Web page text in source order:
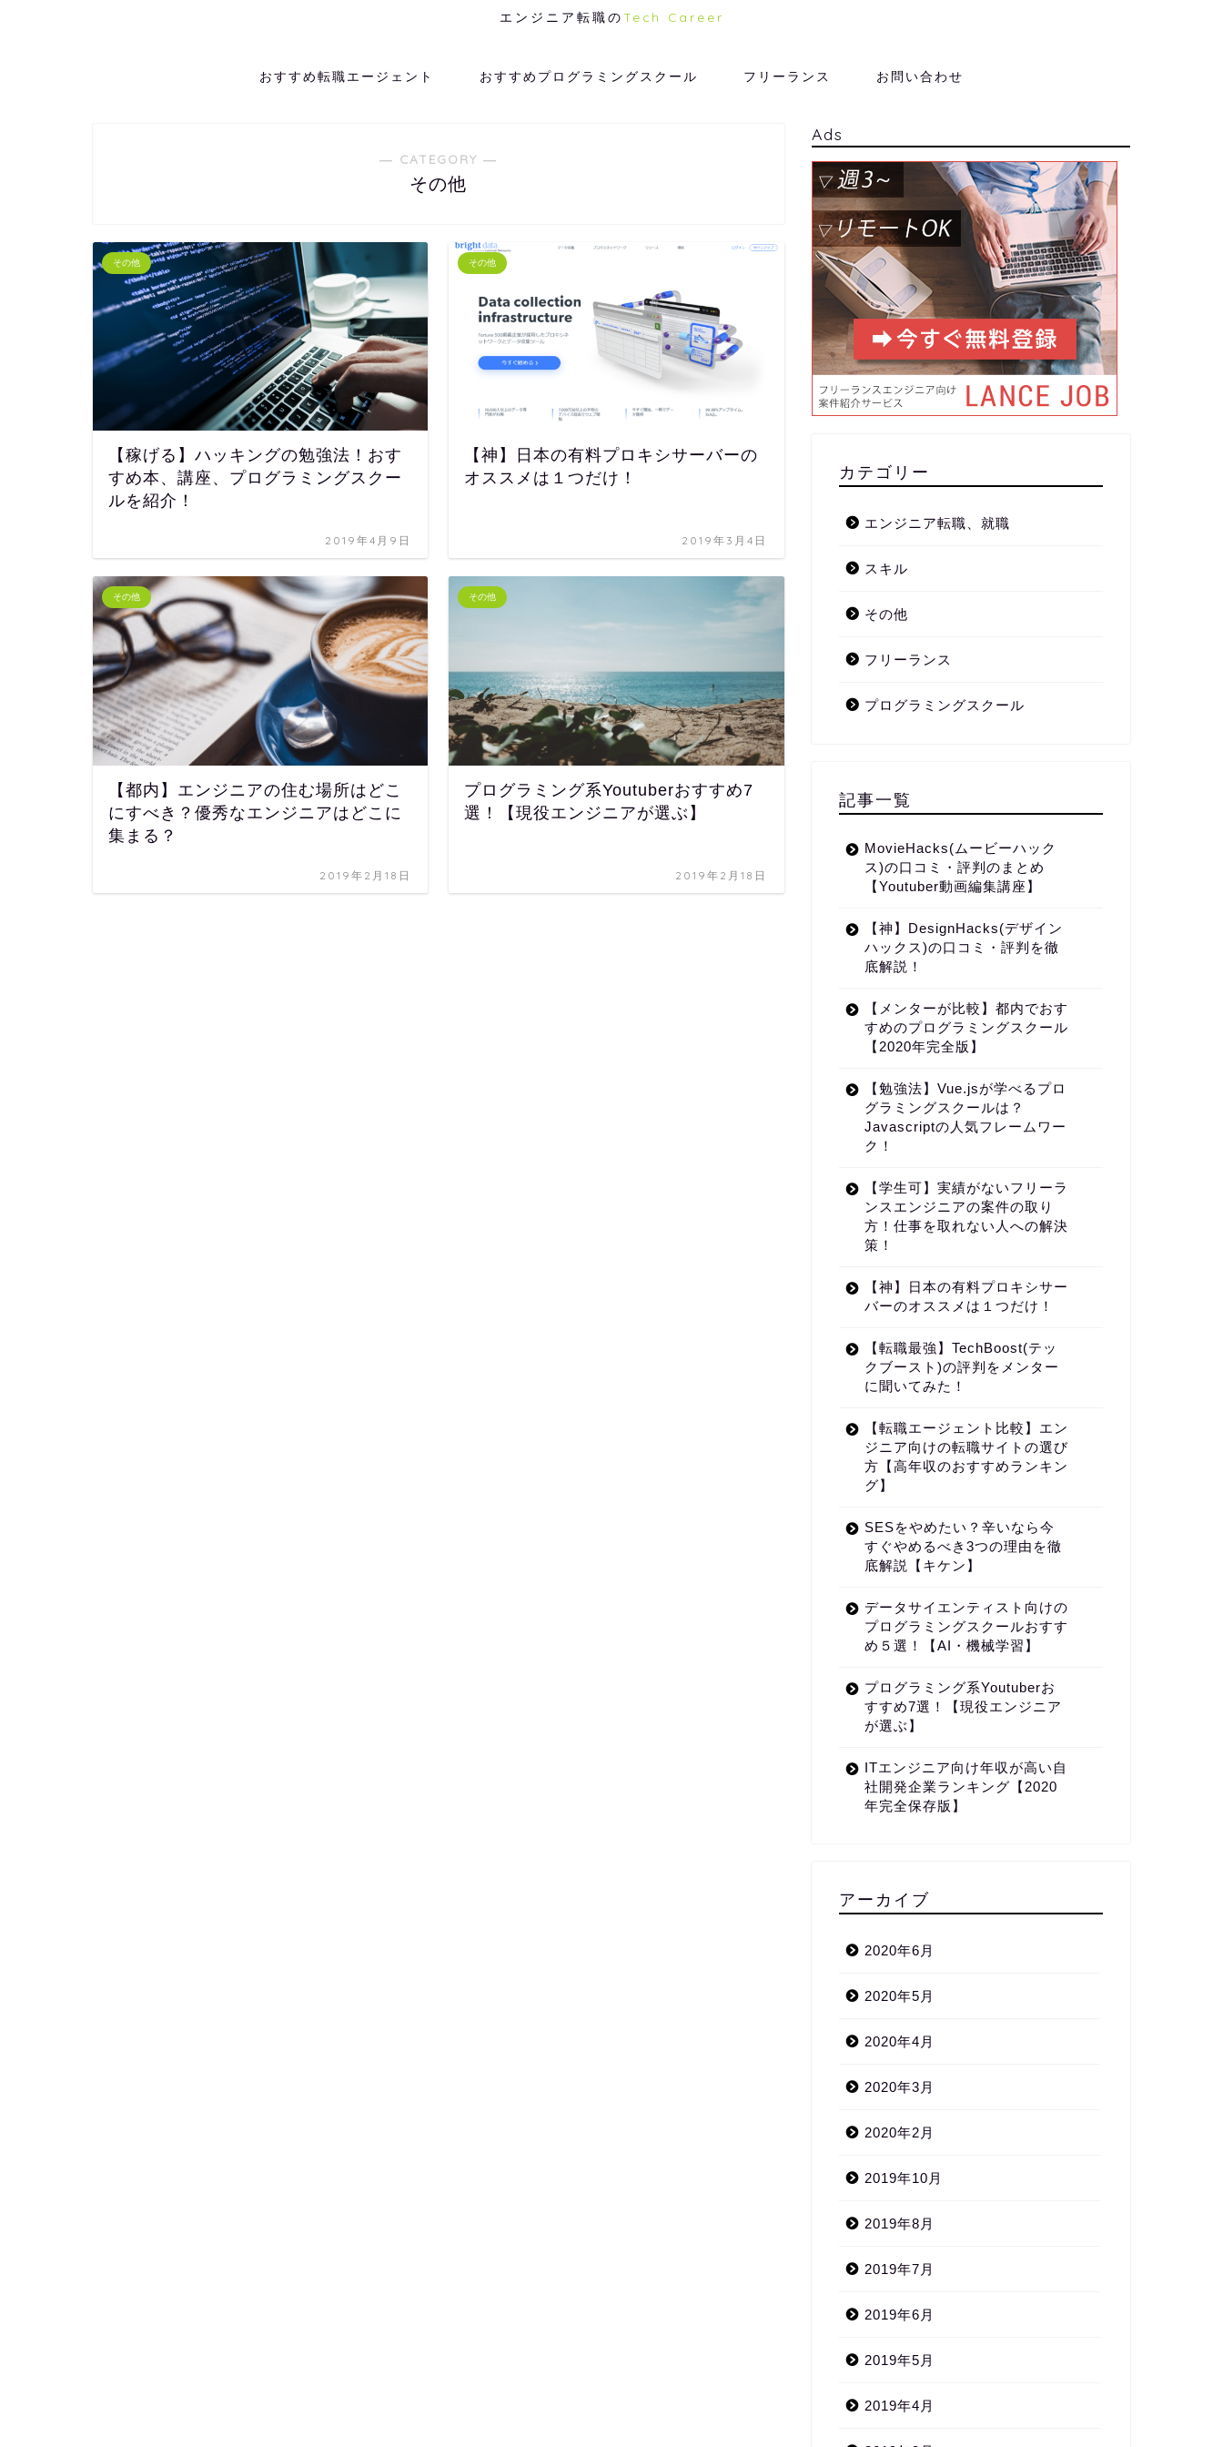
エンジニア転職のTech Career
おすすめ転職エージェント おすすめプログラミングスクール フリーランス お問い合わせ
― CATEGORY ―
その他
その他
【稼げる】ハッキングの勉強法！おす
すめ本、講座、プログラミングスクー
ルを紹介！
2019年4月9日
その他
【神】日本の有料プロキシサーバーの
オススメは１つだけ！
2019年3月4日
その他
【都内】エンジニアの住む場所はどこ
にすべき？優秀なエンジニアはどこに
集まる？
2019年2月18日
その他
プログラミング系Youtuberおすすめ7
選！【現役エンジニアが選ぶ】
2019年2月18日
Ads
カテゴリー
エンジニア転職、就職
スキル
その他
フリーランス
プログラミングスクール
記事一覧
MovieHacks(ムービーハック
ス)の口コミ・評判のまとめ
【Youtuber動画編集講座】
【神】DesignHacks(デザイン
ハックス)の口コミ・評判を徹
底解説！
【メンターが比較】都内でおす
すめのプログラミングスクール
【2020年完全版】
【勉強法】Vue.jsが学べるプロ
グラミングスクールは？
Javascriptの人気フレームワー
ク！
【学生可】実績がないフリーラ
ンスエンジニアの案件の取り
方！仕事を取れない人への解決
策！
【神】日本の有料プロキシサー
バーのオススメは１つだけ！
【転職最強】TechBoost(テッ
クブースト)の評判をメンター
に聞いてみた！
【転職エージェント比較】エン
ジニア向けの転職サイトの選び
方【高年収のおすすめランキン
グ】
SESをやめたい？辛いなら今
すぐやめるべき3つの理由を徹
底解説【キケン】
データサイエンティスト向けの
プログラミングスクールおすす
め５選！【AI・機械学習】
プログラミング系Youtuberお
すすめ7選！【現役エンジニア
が選ぶ】
ITエンジニア向け年収が高い自
社開発企業ランキング【2020
年完全保存版】
アーカイブ
2020年6月
2020年5月
2020年4月
2020年3月
2020年2月
2019年10月
2019年8月
2019年7月
2019年6月
2019年5月
2019年4月